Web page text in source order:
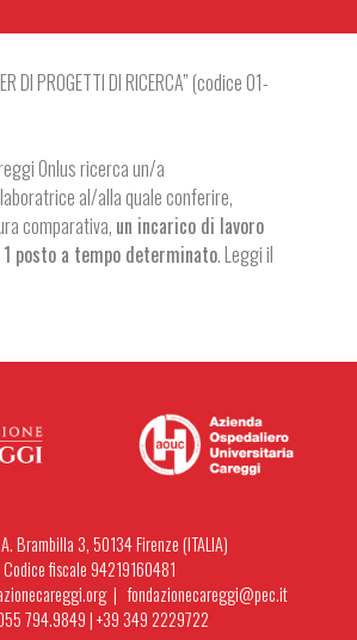
DI PROGETTI DI RICERCA” (codice 01-
Onlus ricerca un/a
al/alla quale conferire,
comparativa, un incarico di lavoro
posto a tempo determinato. Leggi il
Brambilla 3, 50134 Firenze (ITALIA)
Codice fiscale 94219160481
|fondazionecareggi@pec.it
794.9849|+39 349 2229722